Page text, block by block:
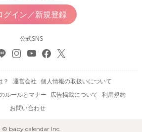
グイン／新規登録
公式SNS
？ 運営会社
個人情報の取扱いについて
ルールとマナー 広告掲載について
利用規約
お問い合わせ
© baby calendar Inc.